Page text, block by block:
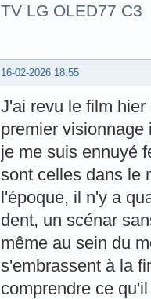
TV LG OLED77 C3
16-02-2026 18:55
J'ai revu le film
premier
je me suis ennuyé
sont celles dans le
l'époque, il n'y a
dent, un scénar
même au sein du
s'embrassent à la
comprendre ce